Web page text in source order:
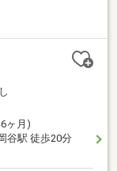
ヶ月)
谷駅 徒歩20分